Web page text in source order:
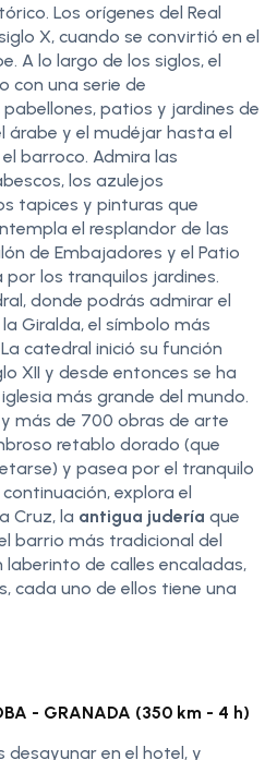
Los orígenes del Real
X, cuando se convirtió en el
A lo largo de los siglos, el
con una serie de
patios y jardines de
árabe y el mudéjar hasta el
barroco. Admira las
los azulejos
tapices y pinturas que
el resplandor de las
de Embajadores y el Patio
por los tranquilos jardines.
donde podrás admirar el
Giralda, el símbolo más
catedral inició su función
XII y desde entonces se ha
más grande del mundo.
más de 700 obras de arte
retablo dorado (que
y pasea por el tranquilo
continuación, explora el
Cruz, la antigua judería que
barrio más tradicional del
laberinto de calles encaladas,
cada uno de ellos tiene una
- GRANADA (350 km - 4 h)
desayunar en el hotel, y